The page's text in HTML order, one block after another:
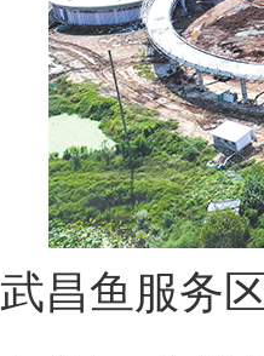
武昌鱼服务